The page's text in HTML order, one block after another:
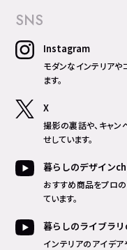
SNS
Instagram
モダンなインテリアや
ます。
X
撮影の裏話や、キャ
せしています。
暮らしのデザインch
おすすめ商品をプロ
ています。
暮らしのライブラ
インテリアのアイデ